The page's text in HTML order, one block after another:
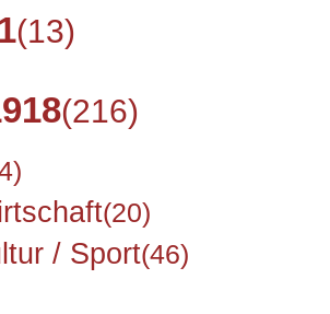
(13)
(216)
(20)
/ Sport(46)